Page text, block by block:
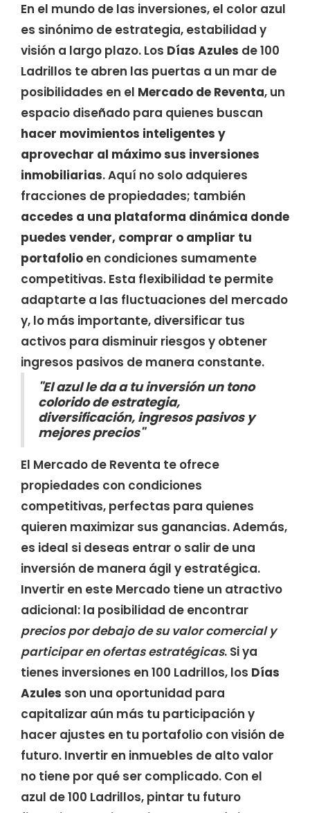
En el mundo de las inversiones, el color azul
es sinónimo de estrategia, estabilidad y
visión a largo plazo. Los Días Azules de 100
Ladrillos te abren las puertas a un mar de
posibilidades en el Mercado de Reventa, un
espacio diseñado para quienes buscan
hacer movimientos inteligentes y
aprovechar al máximo sus inversiones
inmobiliarias. Aquí no solo adquieres
fracciones de propiedades; también
accedes a una plataforma dinámica donde
puedes vender, comprar o ampliar tu
portafolio en condiciones sumamente
competitivas. Esta flexibilidad te permite
adaptarte a las fluctuaciones del mercado
y, lo más importante, diversificar tus
activos para disminuir riesgos y obtener
ingresos pasivos de manera constante.
"El azul le da a tu inversión un tono
colorido de estrategia,
diversificación, ingresos pasivos y
mejores precios"
El Mercado de Reventa te ofrece
propiedades con condiciones
competitivas, perfectas para quienes
quieren maximizar sus ganancias. Además,
es ideal si deseas entrar o salir de una
inversión de manera ágil y estratégica.
Invertir en este Mercado tiene un atractivo
adicional: la posibilidad de encontrar
precios por debajo de su valor comercial y
participar en ofertas estratégicas. Si ya
tienes inversiones en 100 Ladrillos, los Días
Azules son una oportunidad para
capitalizar aún más tu participación y
hacer ajustes en tu portafolio con visión de
futuro. Invertir en inmuebles de alto valor
no tiene por qué ser complicado. Con el
azul de 100 Ladrillos, pintar tu futuro